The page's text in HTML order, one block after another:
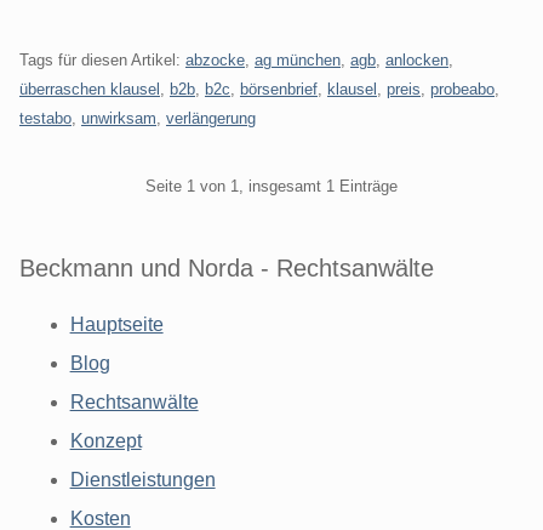
Tags für diesen Artikel: abzocke ag münchen agb anlocken
überraschen klausel
b2b b2c börsenbrief klausel preis probeabo
testabo unwirksam verlängerung
Seite 1 von 1, insgesamt 1 Einträge
Beckmann und Norda - Rechtsanwälte
Hauptseite
Blog
Rechtsanwälte
Konzept
Dienstleistungen
Kosten